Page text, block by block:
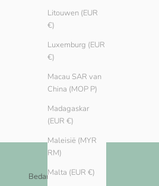
Litouwen (EUR
€)
Luxemburg (EUR
€)
Macau SAR van
China (MOP P)
Madagaskar
(EUR €)
Maleisië (MYR
RM)
Malta (EUR €)
Bedankt!